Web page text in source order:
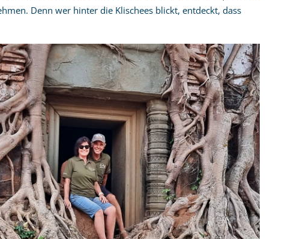
Denn wer hinter die Klischees blickt, entdeckt, dass